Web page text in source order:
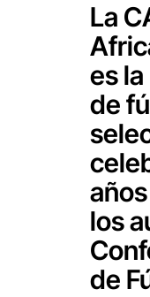
La
es
de
los
de